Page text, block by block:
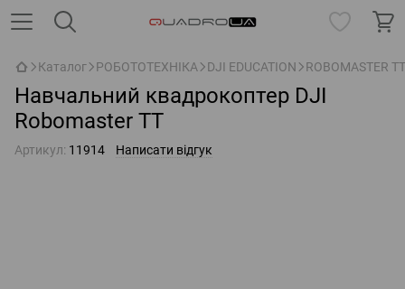
Каталог РОБОТОТЕХНІКА DJI EDUCATION ROBOMASTER TT
Навчальний квадрокоптер DJI
Robomaster TT
Артикул: 11914 Написати відгук